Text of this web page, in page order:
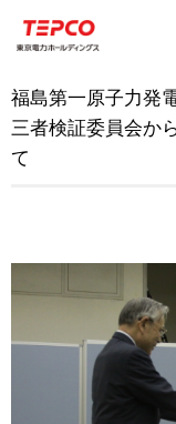
福島第一原子力発
三者検証委員会か
て